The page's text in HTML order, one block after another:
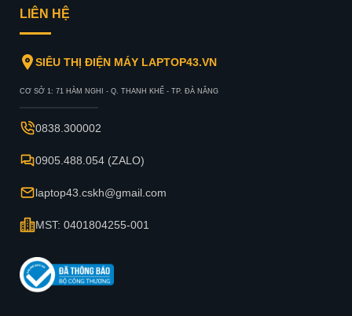
LIÊN HỆ
SIÊU THỊ ĐIỆN MÁY LAPTOP43.VN
CƠ SỞ 1: 71 HÀM NGHI - Q. THANH KHẾ - TP. ĐÀ NẴNG
0838.300002
0905.488.054 (ZALO)
laptop43.cskh@gmail.com
MST: 0401804255-001